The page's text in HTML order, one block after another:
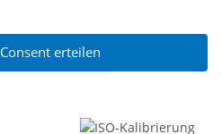
Consent erteilen